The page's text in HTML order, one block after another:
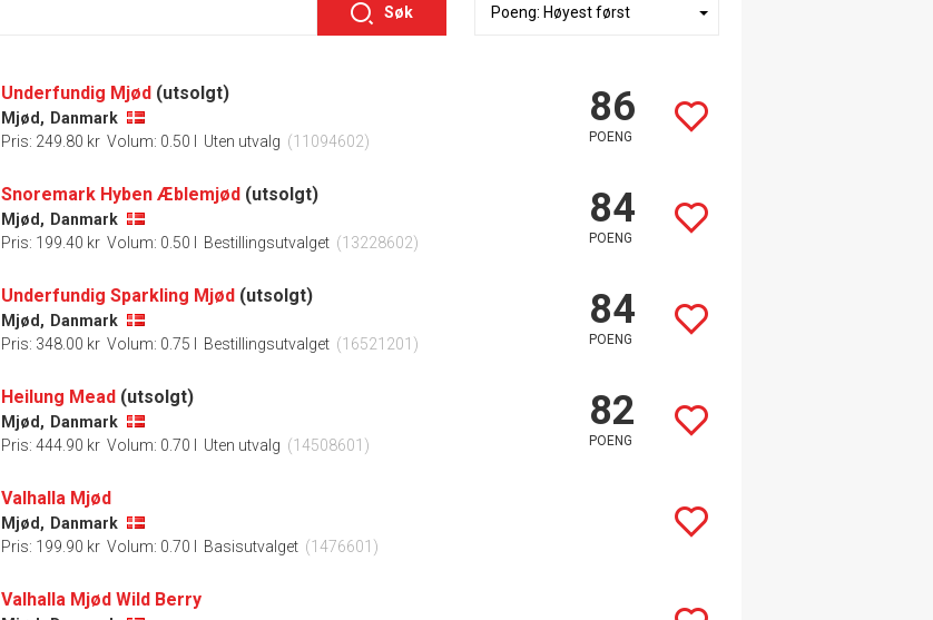
Søk
Underfundig Mjød (utsolgt)
Mjød, Danmark
Pris: 249.80 kr Volum: 0.50 l Uten utvalg (11094602)
86
POENG
Snoremark Hyben Æblemjød (utsolgt)
Mjød, Danmark
Pris: 199.40 kr Volum: 0.50 l Bestillingsutvalget (13228602)
84
POENG
Underfundig Sparkling Mjød (utsolgt)
Mjød, Danmark
Pris: 348.00 kr Volum: 0.75 l Bestillingsutvalget (16521201)
84
POENG
Heilung Mead (utsolgt)
Mjød, Danmark
Pris: 444.90 kr Volum: 0.70 l Uten utvalg (14508601)
82
POENG
Valhalla Mjød
Mjød, Danmark
Pris: 199.90 kr Volum: 0.70 l Basisutvalget (1476601)
Valhalla Mjød Wild Berry